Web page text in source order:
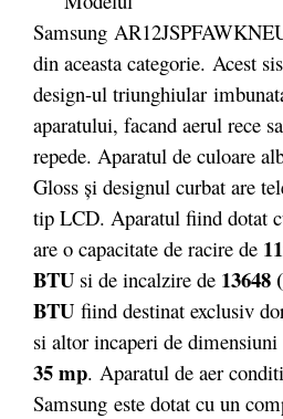
Samsung
din aceasta categorie. Acest
design-ul triunghiular
aparatului, facand aerul rece
repede. Aparatul de culoare
Gloss și designul curbat are
tip LCD. Aparatul fiind dotat
are o capacitate de racire de
BTU si de incalzire de 13648
BTU fiind destinat exclusiv
si altor incaperi de
35 mp. Aparatul de aer
Samsung este dotat cu un